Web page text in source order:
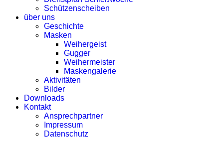
Schützenscheiben
über uns
Geschichte
Masken
Weihergeist
Gugger
Weihermeister
Maskengalerie
Aktivitäten
Bilder
Downloads
Kontakt
Ansprechpartner
Impressum
Datenschutz